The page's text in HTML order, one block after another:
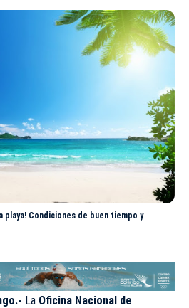
playa! Condiciones de buen tiempo y
La Oficina Nacional de